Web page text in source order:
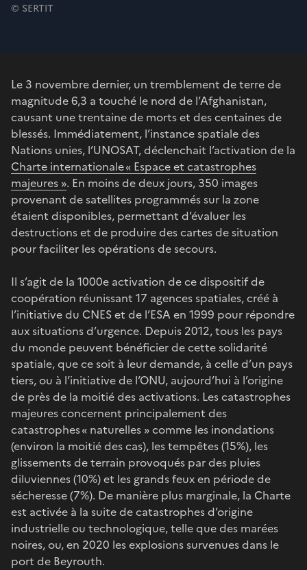
© SERTIT
Le 3 novembre dernier, un tremblement de terre de
magnitude 6,3 a touché le nord de l’Afghanistan,
causant une trentaine de morts et des centaines de
blessés. Immédiatement, l’instance spatiale des
Nations unies, l’UNOSAT, déclenchait l’activation de la
Charte internationale « Espace et catastrophes
majeures ». En moins de deux jours, 350 images
provenant de satellites programmés sur la zone
étaient disponibles, permettant d’évaluer les
destructions et de produire des cartes de situation
pour faciliter les opérations de secours.
Il s’agit de la 1000e activation de ce dispositif de
coopération réunissant 17 agences spatiales, créé à
l’initiative du CNES et de l’ESA en 1999 pour répondre
aux situations d’urgence. Depuis 2012, tous les pays
du monde peuvent bénéficier de cette solidarité
spatiale, que ce soit à leur demande, à celle d’un pays
tiers, ou à l’initiative de l’ONU, aujourd’hui à l’origine
de près de la moitié des activations. Les catastrophes
majeures concernent principalement des
catastrophes « naturelles » comme les inondations
(environ la moitié des cas), les tempêtes (15%), les
glissements de terrain provoqués par des pluies
diluviennes (10%) et les grands feux en période de
sécheresse (7%). De manière plus marginale, la Charte
est activée à la suite de catastrophes d’origine
industrielle ou technologique, telle que des marées
noires, ou, en 2020 les explosions survenues dans le
port de Beyrouth.